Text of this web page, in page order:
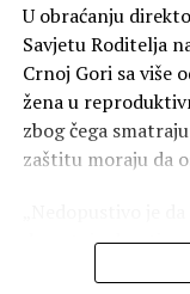
U obraćanju
Savjetu Roditelja
Crnoj Gori sa više
žena u
zbog čega
zaštitu moraju da
da putuju
osnovnih